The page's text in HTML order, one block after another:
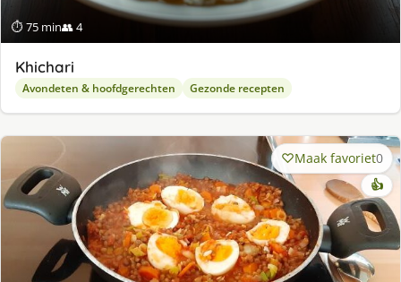
⏱ 75 min👥 4
Khichari
Avondeten & hoofdgerechten Gezonde recepten
Maak favoriet0
👍